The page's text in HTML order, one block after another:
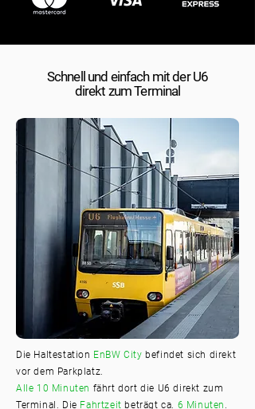
Schnell und einfach mit der U6
direkt zum Terminal
Die Haltestation EnBW City befindet sich direkt
vor dem Parkplatz.
Alle 10 Minuten fährt dort die U6 direkt zum
Terminal. Die Fahrtzeit beträgt ca. 6 Minuten .